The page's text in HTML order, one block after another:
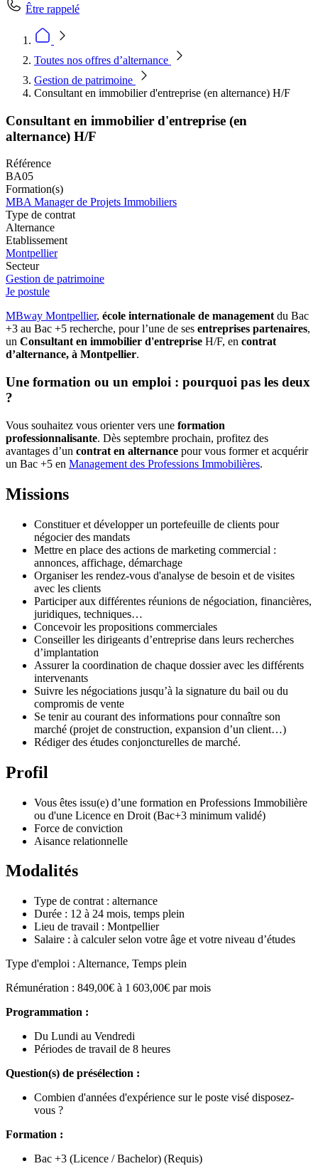
Être rappelé
Toutes nos offres d’alternance
Gestion de patrimoine
Consultant en immobilier d'entreprise (en alternance) H/F
Consultant en immobilier d'entreprise (en
alternance) H/F
Référence
BA05
Formation(s)
MBA Manager de Projets Immobiliers
Type de contrat
Alternance
Etablissement
Montpellier
Secteur
Gestion de patrimoine
Je postule
MBway Montpellier, école internationale de managementdu Bac
+3 au Bac +5 recherche, pour l’une de ses entreprises partenaires,
un Consultant en immobilier d'entreprise H/F, en contrat
d’alternance, à Montpellier.
Une formation ou un emploi : pourquoi pas les deux
?
Vous souhaitez vous orienter vers une formation
professionnalisante. Dès septembre prochain, profitez des
avantages d’un contrat en alternance pour vous former et acquérir
un Bac +5 en Management des Professions Immobilières.
Missions
Constituer et développer un portefeuille de clients pour
négocier des mandats
Mettre en place des actions de marketing commercial :
annonces, affichage, démarchage
Organiser les rendez-vous d'analyse de besoin et de visites
avec les clients
Participer aux différentes réunions de négociation, financières,
juridiques, techniques…
Concevoir les propositions commerciales
Conseiller les dirigeants d’entreprise dans leurs recherches
d’implantation
Assurer la coordination de chaque dossier avec les différents
intervenants
Suivre les négociations jusqu’à la signature du bail ou du
compromis de vente
Se tenir au courant des informations pour connaître son
marché (projet de construction, expansion d’un client…)
Rédiger des études conjoncturelles de marché.
Profil
Vous êtes issu(e) d’une formation en Professions Immobilière
ou d'une Licence en Droit (Bac+3 minimum validé)
Force de conviction
Aisance relationnelle
Modalités
Type de contrat : alternance
Durée : 12 à 24 mois, temps plein
Lieu de travail : Montpellier
Salaire : à calculer selon votre âge et votre niveau d’études
Type d'emploi : Alternance, Temps plein
Rémunération : 849,00€ à 1 603,00€ par mois
Programmation :
Du Lundi au Vendredi
Périodes de travail de 8 heures
Question(s) de présélection :
Combien d'années d'expérience sur le poste visé disposez-
vous ?
Formation :
Bac +3 (Licence / Bachelor) (Requis)